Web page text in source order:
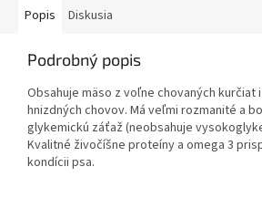
Popis Diskusia
Podrobný popis
Obsahuje mäso z voľne chovaných kurčiat
hnizdných chovov. Má veľmi rozmanité a
glykemickú záťaž (neobsahuje
Kvalitné živočíšne proteíny a omega 3
kondícii psa.